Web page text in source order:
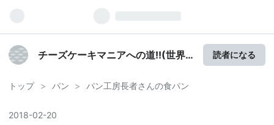
チーズケーキマニアへの道!!(世界
読者になる
トップ > パン > パン工房長者さんの食パン
2018-02-20